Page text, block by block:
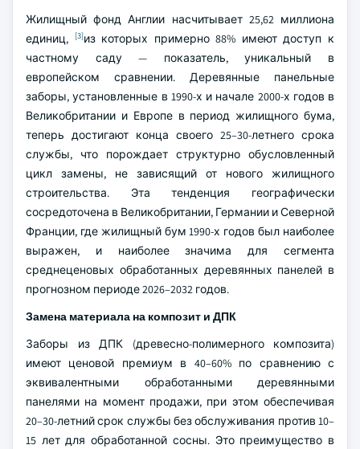
Жилищный фонд Англии насчитывает 25,62 миллиона
единиц,
[3]из которых примерно 88% имеют доступ к
частному саду — показатель, уникальный в
европейском сравнении. Деревянные панельные
заборы, установленные в 1990-х и начале 2000-х годов в
Великобритании и Европе в период жилищного бума,
теперь достигают конца своего 25–30-летнего срока
службы, что порождает структурно обусловленный
цикл замены, не зависящий от нового жилищного
строительства. Эта тенденция географически
сосредоточена в Великобритании, Германии и Северной
Франции, где жилищный бум 1990-х годов был наиболее
выражен, и наиболее значима для сегмента
среднеценовых обработанных деревянных панелей в
прогнозном периоде 2026–2032 годов.
Замена материала на композит и ДПК
Заборы из ДПК (древесно-полимерного композита)
имеют ценовой премиум в 40–60% по сравнению с
эквивалентными обработанными деревянными
панелями на момент продажи, при этом обеспечивая
20–30-летний срок службы без обслуживания против 10–
15 лет для обработанной сосны. Это преимущество в